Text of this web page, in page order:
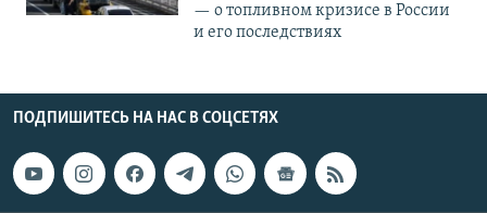
— о топливном кризисе в России
и его последствиях
ПОДПИШИТЕСЬ НА НАС В СОЦСЕТЯХ